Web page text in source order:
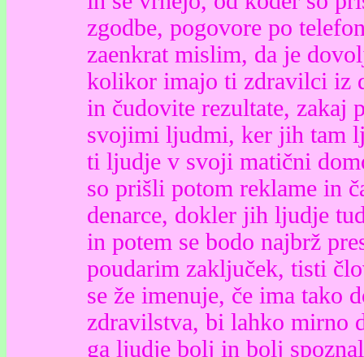
zgodbe, pogovore po
zaenkrat mislim, da je
kolikor imajo ti zdravilci iz
in čudovite rezultate, zakaj
svojimi ljudmi, ker jih tam
ti ljudje v svoji matični
so prišli potom reklame in
denarce, dokler jih ljudje
in potem se bodo najbrž
poudarim zaključek, tisti
se že imenuje, če ima tako
zdravilstva, bi lahko mirno
ga ljudje bolj in bolj